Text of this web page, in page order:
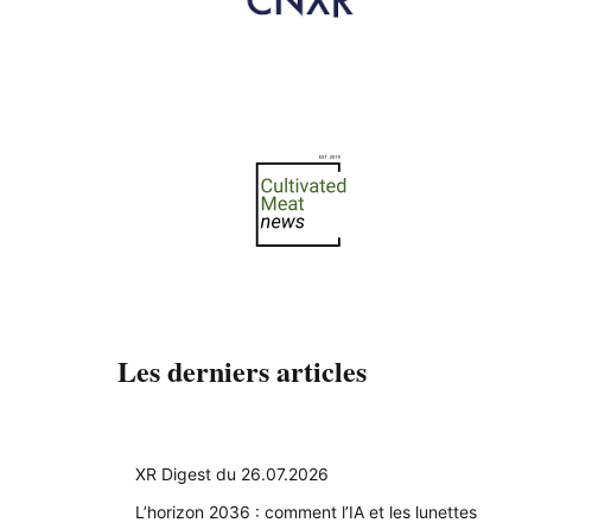
Les derniers articles
XR Digest du 26.07.2026
L’horizon 2036 : comment l’IA et les lunettes